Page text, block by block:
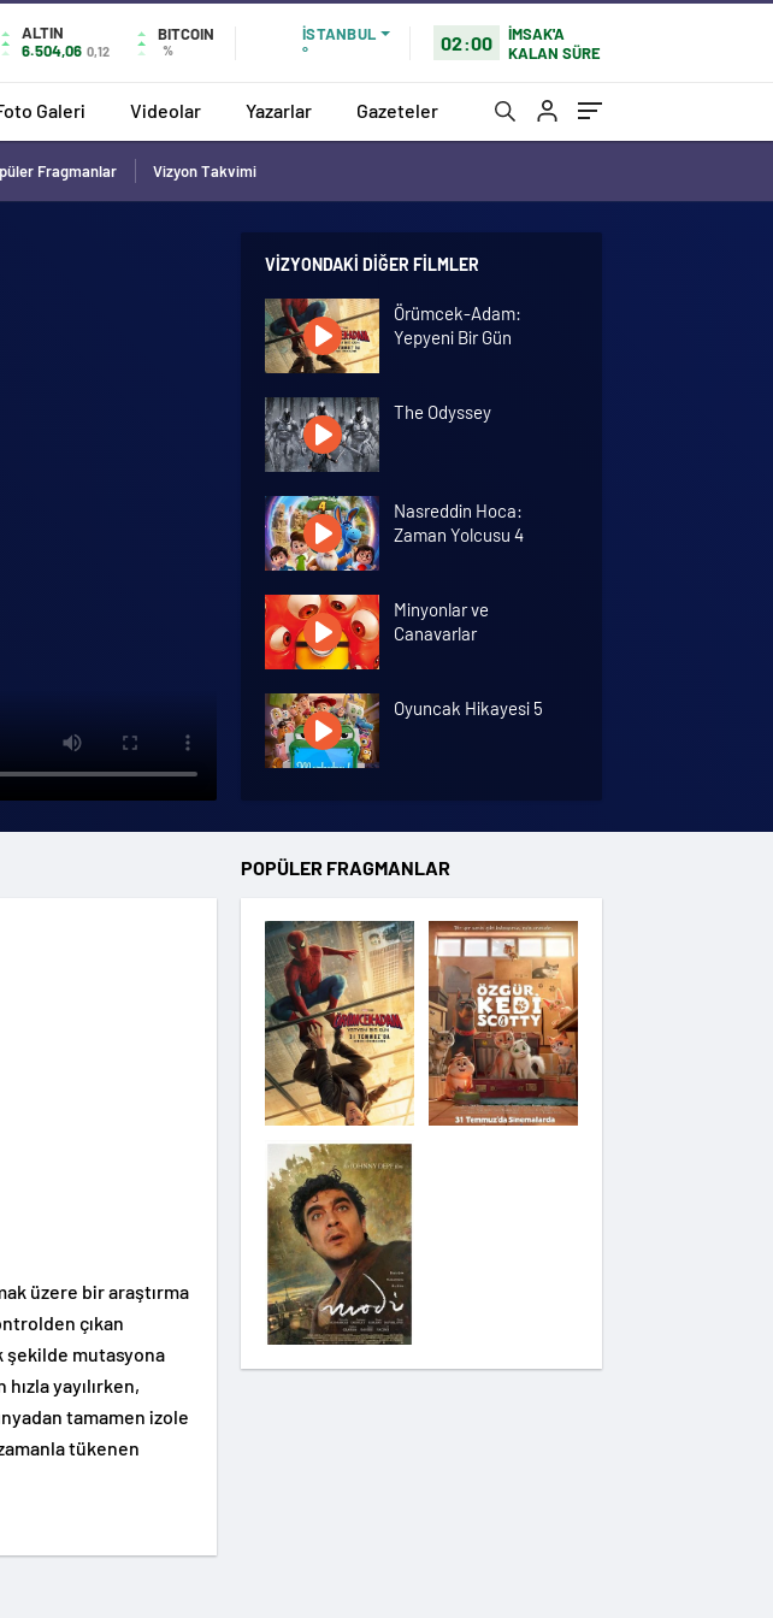
ALTIN
6.504,06 0,12
BITCOIN
%
İSTANBUL
°
02:00
İMSAK'A
KALAN SÜRE
Galeri Videolar Yazarlar Gazeteler
Fragmanlar Vizyon Takvimi
VIZYONDAKI DIĞER FILMLER
Örümcek-Adam:
Yepyeni Bir Gün
The Odyssey
Nasreddin Hoca:
Zaman Yolcusu 4
Minyonlar ve
Canavarlar
Oyuncak Hikayesi 5
Hannas 3
Saplantı
Modi: Deliliğin
Kanadında Üç Gün
Pinokyo: Kanlı Masal
üzere bir araştırma
çıkan
şekilde mutasyona
yayılırken,
tamamen izole
tükenen
POPÜLER FRAGMANLAR